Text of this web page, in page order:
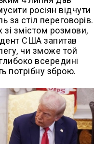
росіян відчути
за стіл переговорів.
змістом розмови,
США запитав
чи зможе той
всередині
потрібну зброю.